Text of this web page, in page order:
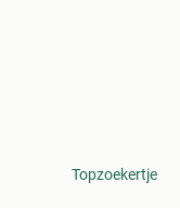
Topzoekertje